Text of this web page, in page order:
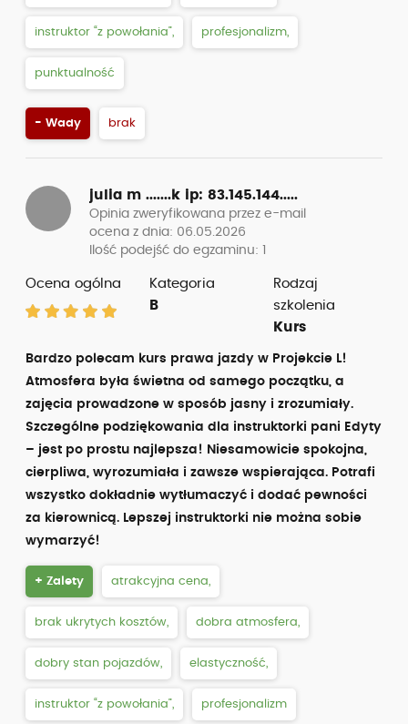
instruktor “z powołania”, profesjonalizm,
punktualność
- Wady brak
julia m .......k ip: 83.145.144.....
Opinia zweryfikowana przez e-mail
ocena z dnia: 06.05.2026
Ilość podejść do egzaminu: 1
Ocena ogólna
Kategoria
B
Rodzaj
szkolenia
Kurs
Bardzo polecam kurs prawa jazdy w Projekcie L!
Atmosfera była świetna od samego początku, a
zajęcia prowadzone w sposób jasny i zrozumiały.
Szczególne podziękowania dla instruktorki pani Edyty
– jest po prostu najlepsza! Niesamowicie spokojna,
cierpliwa, wyrozumiała i zawsze wspierająca. Potrafi
wszystko dokładnie wytłumaczyć i dodać pewności
za kierownicą. Lepszej instruktorki nie można sobie
wymarzyć!
+ Zalety atrakcyjna cena,
brak ukrytych kosztów, dobra atmosfera,
dobry stan pojazdów, elastyczność,
instruktor “z powołania”, profesjonalizm